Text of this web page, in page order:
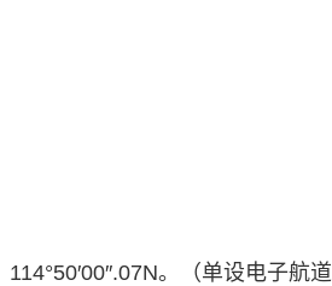
。（单设电子航道